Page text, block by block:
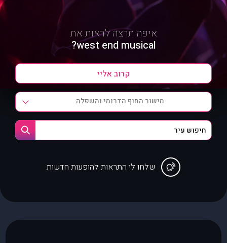
איפה תרצה לראות את
west end musical?
מישור החוף הדרומי והשפלה
שלחו לי התראות להופעות חדשות